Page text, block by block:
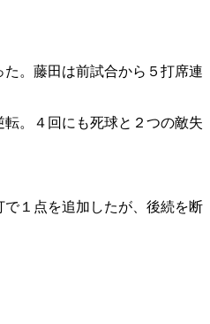
。藤田は前試合から５打席連
。４回にも死球と２つの敵失
１点を追加したが、後続を断